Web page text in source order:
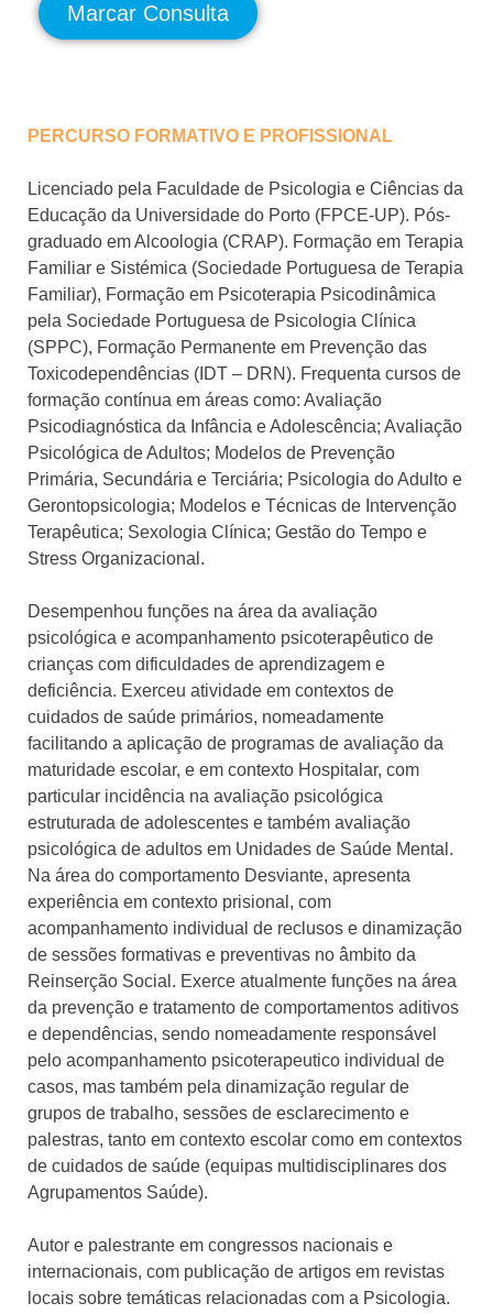
Marcar Consulta
PERCURSO FORMATIVO E PROFISSIONAL
Licenciado pela Faculdade de Psicologia e Ciências da
Educação da Universidade do Porto (FPCE-UP). Pós-
graduado em Alcoologia (CRAP). Formação em Terapia
Familiar e Sistémica (Sociedade Portuguesa de Terapia
Familiar), Formação em Psicoterapia Psicodinâmica
pela Sociedade Portuguesa de Psicologia Clínica
(SPPC), Formação Permanente em Prevenção das
Toxicodependências (IDT – DRN). Frequenta cursos de
formação contínua em áreas como: Avaliação
Psicodiagnóstica da Infância e Adolescência; Avaliação
Psicológica de Adultos; Modelos de Prevenção
Primária, Secundária e Terciária; Psicologia do Adulto e
Gerontopsicologia; Modelos e Técnicas de Intervenção
Terapêutica; Sexologia Clínica; Gestão do Tempo e
Stress Organizacional.
Desempenhou funções na área da avaliação
psicológica e acompanhamento psicoterapêutico de
crianças com dificuldades de aprendizagem e
deficiência. Exerceu atividade em contextos de
cuidados de saúde primários, nomeadamente
facilitando a aplicação de programas de avaliação da
maturidade escolar, e em contexto Hospitalar, com
particular incidência na avaliação psicológica
estruturada de adolescentes e também avaliação
psicológica de adultos em Unidades de Saúde Mental.
Na área do comportamento Desviante, apresenta
experiência em contexto prisional, com
acompanhamento individual de reclusos e dinamização
de sessões formativas e preventivas no âmbito da
Reinserção Social. Exerce atualmente funções na área
da prevenção e tratamento de comportamentos aditivos
e dependências, sendo nomeadamente responsável
pelo acompanhamento psicoterapeutico individual de
casos, mas também pela dinamização regular de
grupos de trabalho, sessões de esclarecimento e
palestras, tanto em contexto escolar como em contextos
de cuidados de saúde (equipas multidisciplinares dos
Agrupamentos Saúde).
Autor e palestrante em congressos nacionais e
internacionais, com publicação de artigos em revistas
locais sobre temáticas relacionadas com a Psicologia.